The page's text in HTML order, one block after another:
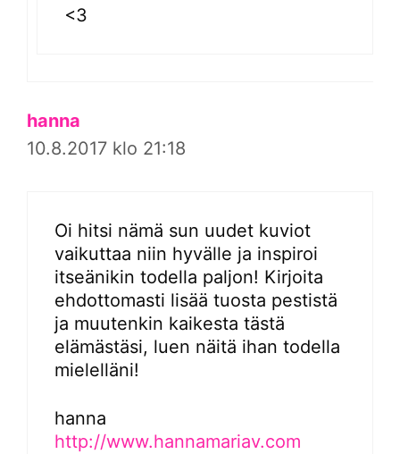
<3
hanna
10.8.2017 klo 21:18
Oi hitsi nämä sun uudet kuviot
vaikuttaa niin hyvälle ja inspiroi
itseänikin todella paljon! Kirjoita
ehdottomasti lisää tuosta pestistä
ja muutenkin kaikesta tästä
elämästäsi, luen näitä ihan todella
mielelläni!
hanna
http://www.hannamariav.com